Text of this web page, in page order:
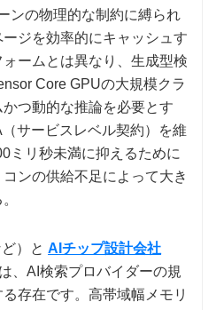
ンの物理的な制約に縛られ
ジを効率的にキャッシュす
ームとは異なり、生成型検
Core GPUの大規模クラ
つ動的な推論を必要とす
サービスレベル契約）を維
ミリ秒未満に抑えるために
ンの供給不足によって大き
）と AIチップ設計会社
、AI検索プロバイダーの規
存在です。高帯域幅メモリ